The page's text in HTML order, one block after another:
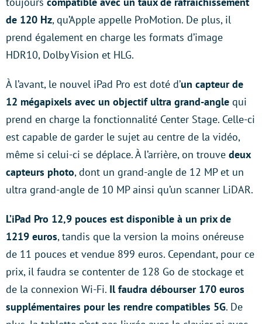
de 120 Hz, qu’Apple appelle ProMotion. De plus, il
prend également en charge les formats d’image
HDR10, Dolby Vision et HLG.
À l’avant, le nouvel iPad Pro est doté d’un capteur de
12 mégapixels avec un objectif ultra grand-angle qui
prend en charge la fonctionnalité Center Stage. Celle-ci
est capable de garder le sujet au centre de la vidéo,
même si celui-ci se déplace. À l’arrière, on trouve deux
capteurs photo, dont un grand-angle de 12 MP et un
ultra grand-angle de 10 MP ainsi qu’un scanner LiDAR.
L’iPad Pro 12,9 pouces est disponible à un prix de
1219 euros, tandis que la version la moins onéreuse
de 11 pouces et vendue 899 euros. Cependant, pour ce
prix, il faudra se contenter de 128 Go de stockage et
de la connexion Wi-Fi. Il faudra débourser 170 euros
supplémentaires pour les rendre compatibles 5G. De